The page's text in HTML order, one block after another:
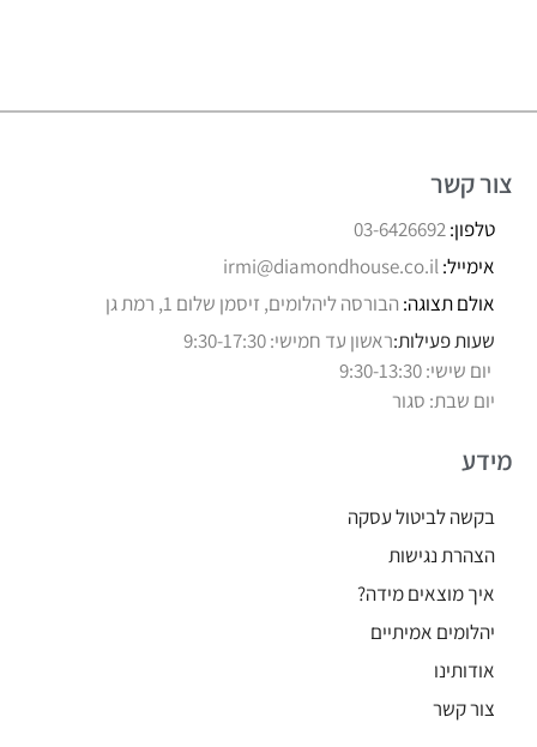
צור קשר
טלפון:03-6426692
אימייל:irmi@diamondhouse.co.il
אולם תצוגה: הבורסה ליהלומים, זיסמן שלום 1, רמת גן
שעות פעילות:ראשון עד חמישי: 9:30-17:30
יום שישי: 9:30-13:30
יום שבת: סגור
מידע
בקשה לביטול עסקה
הצהרת נגישות
איך מוצאים מידה?
יהלומים אמיתיים
אודותינו
צור קשר